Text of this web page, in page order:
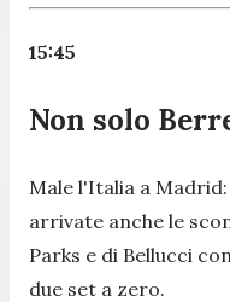
15:45
Non solo
Male l'Italia a
arrivate anche le
Parks e di Bellucci
due set a zero.